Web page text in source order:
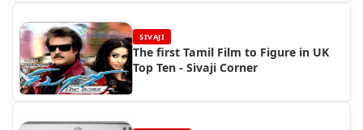
SIVAJI
The first Tamil Film to Figure in UK
Top Ten - Sivaji Corner